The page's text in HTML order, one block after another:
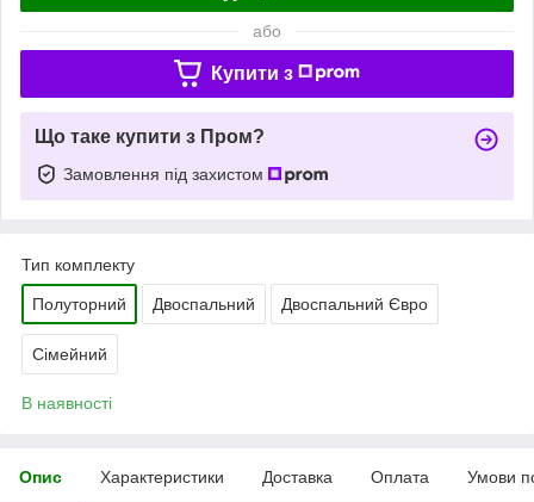
або
Купити з
Що таке купити з Пром?
Замовлення під захистом
Тип комплекту
Полуторний Двоспальний Двоспальний Євро
Сімейний
В наявності
Опис Характеристики Доставка Оплата Умови